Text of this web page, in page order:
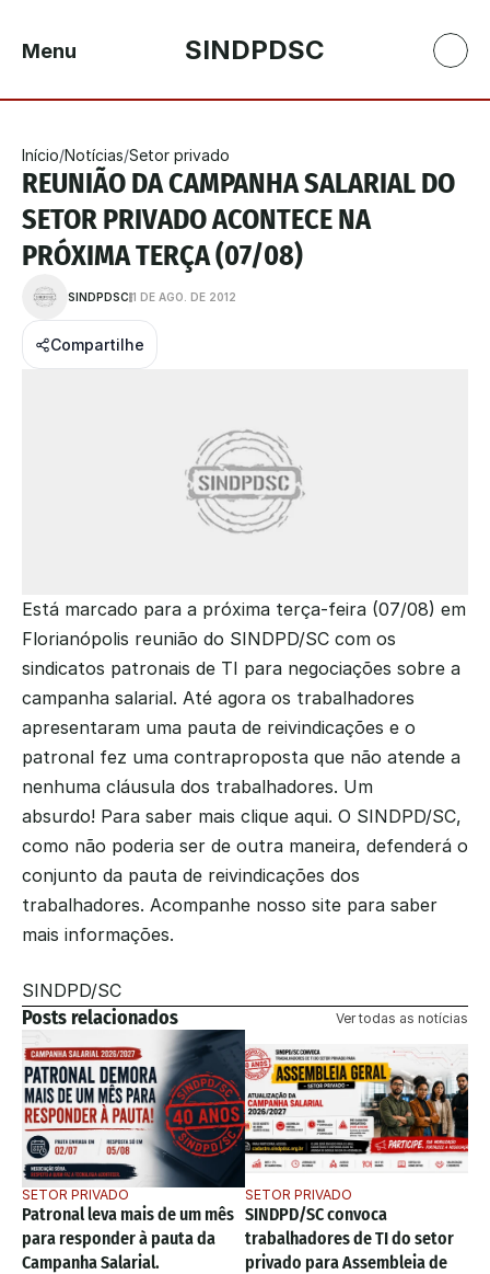
Menu SINDPDSC
Início/Notícias/Setor privado
REUNIÃO DA CAMPANHA SALARIAL DO
SETOR PRIVADO ACONTECE NA
PRÓXIMA TERÇA (07/08)
SINDPDSC 1 DE AGO. DE 2012
Compartilhe
Está marcado para a próxima terça-feira (07/08) em
Florianópolis reunião do SINDPD/SC com os
sindicatos patronais de TI para negociações sobre a
campanha salarial. Até agora os trabalhadores
apresentaram uma pauta de reivindicações e o
patronal fez uma contraproposta que não atende a
nenhuma cláusula dos trabalhadores. Um
absurdo! Para saber mais clique aqui. O SINDPD/SC,
como não poderia ser de outra maneira, defenderá o
conjunto da pauta de reivindicações dos
trabalhadores. Acompanhe nosso site para saber
mais informações.
SINDPD/SC
Posts relacionados Ver todas as notícias
SETOR PRIVADO
Patronal leva mais de um mês
para responder à pauta da
Campanha Salarial.
SETOR PRIVADO
SINDPD/SC convoca
trabalhadores de TI do setor
privado para Assembleia de